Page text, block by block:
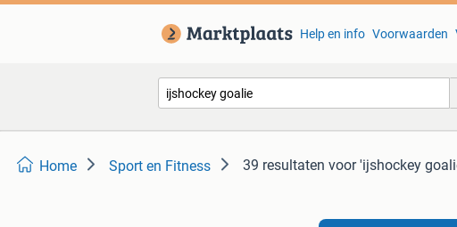
Help en info Voorwaarden
Home Sport en Fitness 39 resultaten voor 'ijshockey